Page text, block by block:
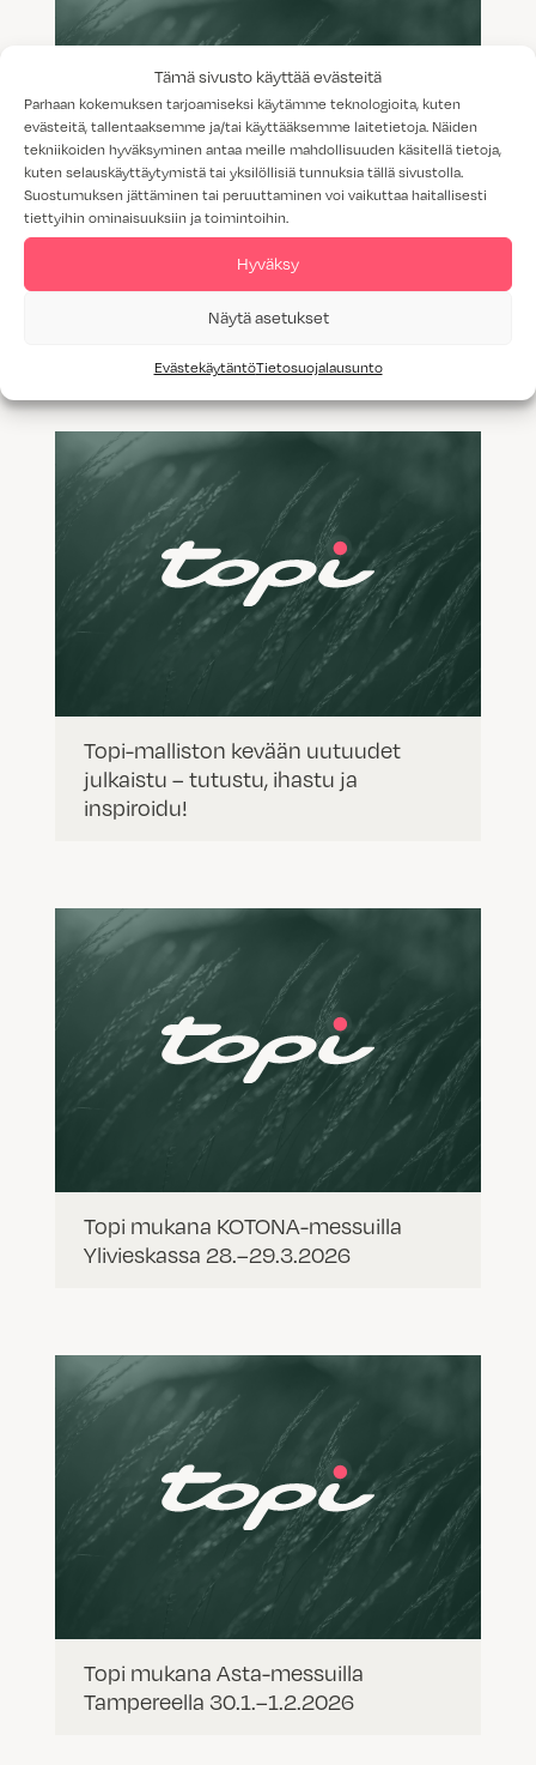
Tämä sivusto käyttää evästeitä
Parhaan kokemuksen tarjoamiseksi käytämme teknologioita, kuten
evästeitä, tallentaaksemme ja/tai käyttääksemme laitetietoja. Näiden
tekniikoiden hyväksyminen antaa meille mahdollisuuden käsitellä tietoja,
kuten selauskäyttäytymistä tai yksilöllisiä tunnuksia tällä sivustolla.
Suostumuksen jättäminen tai peruuttaminen voi vaikuttaa haitallisesti
tiettyihin ominaisuuksiin ja toimintoihin.
Hyväksy
Näytä asetukset
EvästekäytäntöTietosuojalausunto
Spiroksen ja Lauran unelmien
Topi-malliston kevään uutuudet
julkaistu – tutustu, ihastu ja
inspiroidu!
Topi mukana KOTONA-messuilla
Ylivieskassa 28.–29.3.2026
Topi mukana Asta-messuilla
Tampereella 30.1.–1.2.2026